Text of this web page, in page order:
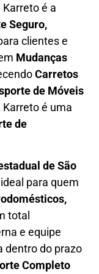
Karreto é a
Seguro,
clientes e
Mudanças
Carretos
de Móveis
Karretoé uma
de
de São
para quem
total
e equipe
dentro do prazo
Completo